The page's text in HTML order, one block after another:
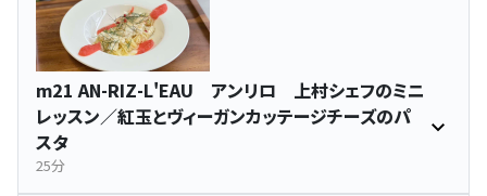
m21 AN-RIZ-L'EAU アンリロ 上村シェフのミニ
レッスン／紅玉とヴィーガンカッテージチーズのパ
スタ
25分